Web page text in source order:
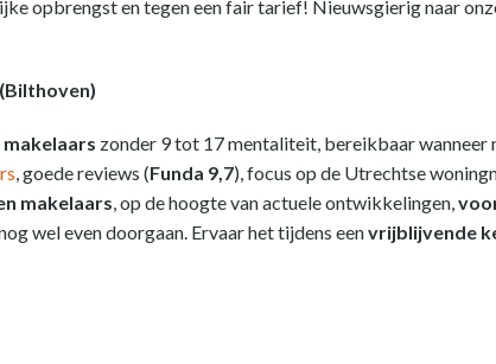
opbrengst en tegen een fair tarief! Nieuwsgierig naar
zonder 9 tot 17 mentaliteit, bereikbaar
, goede reviews (Funda 9,7), focus op de Utrechtse
makelaars, op de hoogte van actuele ontwikkelingen,
wel even doorgaan. Ervaar het tijdens eenvrijblijvende